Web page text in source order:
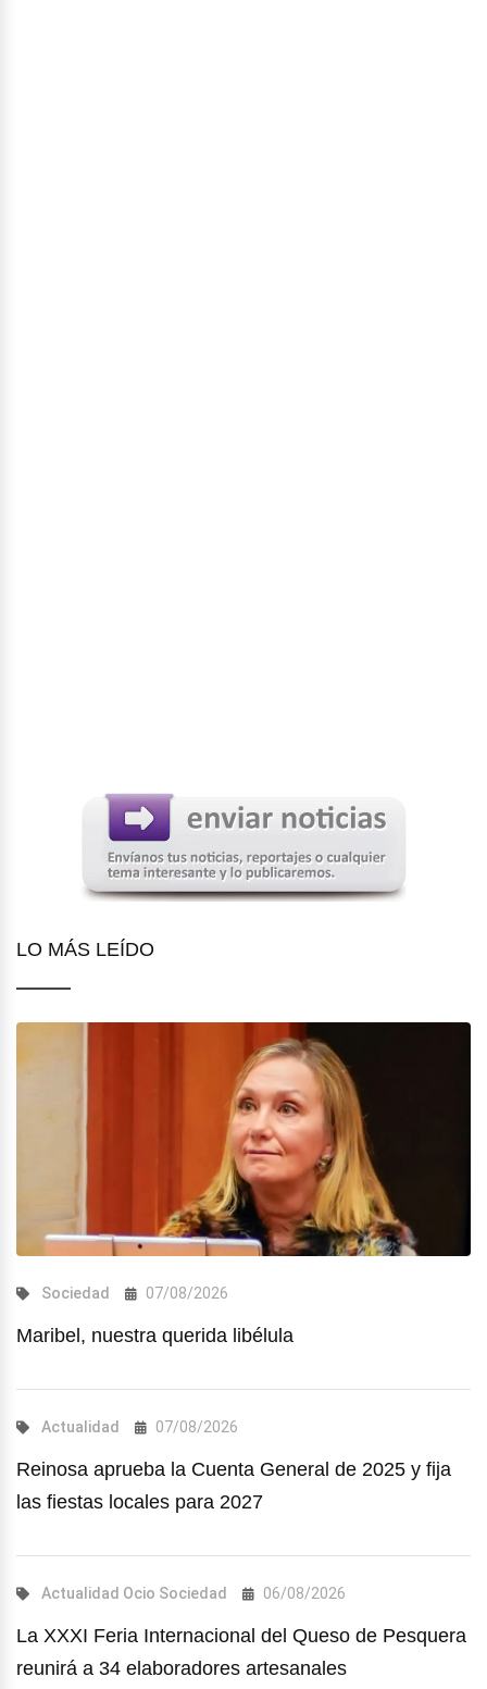
LO MÁS LEÍDO
Sociedad 07/08/2026
Maribel, nuestra querida libélula
Actualidad 07/08/2026
Reinosa aprueba la Cuenta General de 2025 y fija
las fiestas locales para 2027
Actualidad Ocio Sociedad 06/08/2026
La XXXI Feria Internacional del Queso de Pesquera
reunirá a 34 elaboradores artesanales